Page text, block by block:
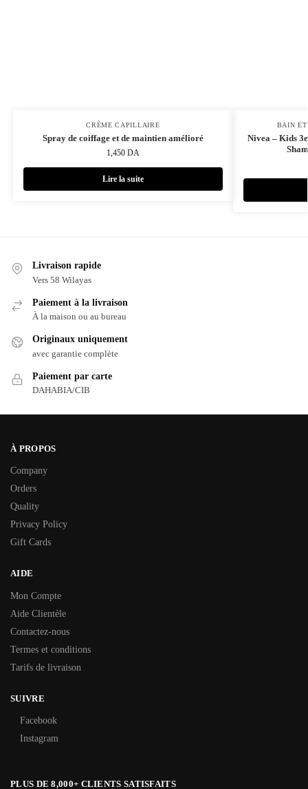
CRÈME CAPILLAIRE
Spray de coiffage et de maintien amélioré
1,450 DA
Lire la suite
BAIN ET
Nivea – Kids
Livraison rapide
Vers 58 Wilayas
Paiement à la livraison
À la maison ou au bureau
Originaux uniquement
avec garantie complète
Paiement par carte
DAHABIA/CIB
À PROPOS
Company
Orders
Quality
Privacy Policy
Gift Cards
AIDE
Mon Compte
Aide Clientèle
Contactez-nous
Termes et conditions
Tarifs de livraison
SUIVRE
Facebook
Instagram
PLUS DE 8,000+ CLIENTS SATISFAITS